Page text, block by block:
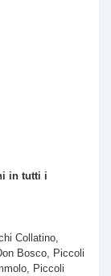
in tutti i
Collatino,
Bosco, Piccoli
Piccoli